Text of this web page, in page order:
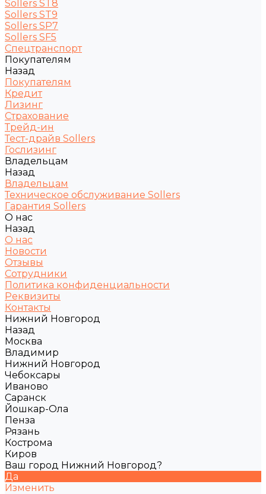
Sollers ST8
Sollers ST9
Sollers SP7
Sollers SF5
Спецтранспорт
Покупателям
Назад
Покупателям
Кредит
Лизинг
Страхование
Трейд-ин
Тест-драйв Sollers
Гослизинг
Владельцам
Назад
Владельцам
Техническое обслуживание Sollers
Гарантия Sollers
О нас
Назад
О нас
Новости
Отзывы
Сотрудники
Политика конфиденциальности
Реквизиты
Контакты
Нижний Новгород
Назад
Москва
Владимир
Нижний Новгород
Чебоксары
Иваново
Саранск
Йошкар-Ола
Пенза
Рязань
Кострома
Киров
Ваш город Нижний Новгород?
Да
Изменить